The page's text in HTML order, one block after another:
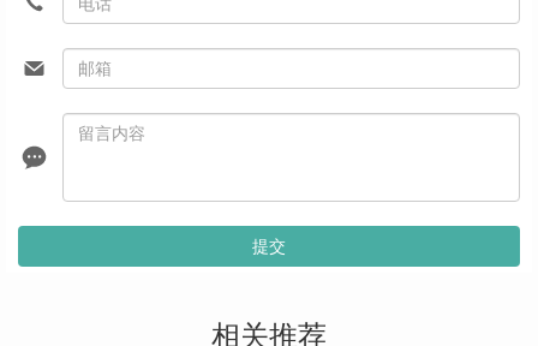
提交
相关推荐